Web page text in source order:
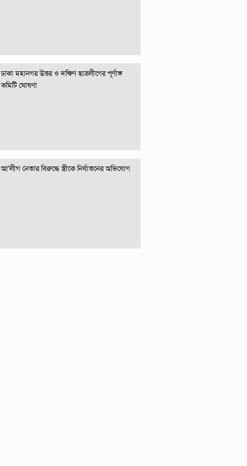
ঢাকা মহানগর উত্তর ও দক্ষিণ ছাত্রলীগের পূর্ণাঙ্গ
কমিটি ঘোষণা
আ’লীগ নেতার বিরুদ্ধে স্ত্রীকে নির্যাতনের অভিযোগ